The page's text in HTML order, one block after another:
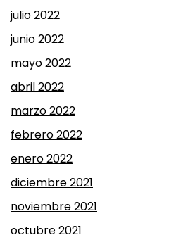
julio 2022
junio 2022
mayo 2022
abril 2022
marzo 2022
febrero 2022
enero 2022
diciembre 2021
noviembre 2021
octubre 2021